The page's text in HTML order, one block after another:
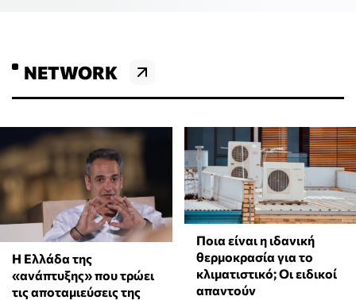
NETWORK
Η Ελλάδα της
«ανάπτυξης» που τρώει
τις αποταμιεύσεις της
Ποια είναι η ιδανική
θερμοκρασία για το
κλιματιστικό; Οι ειδικοί
απαντούν